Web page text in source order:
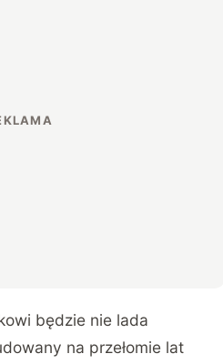
będzie nie lada
na przełomie lat